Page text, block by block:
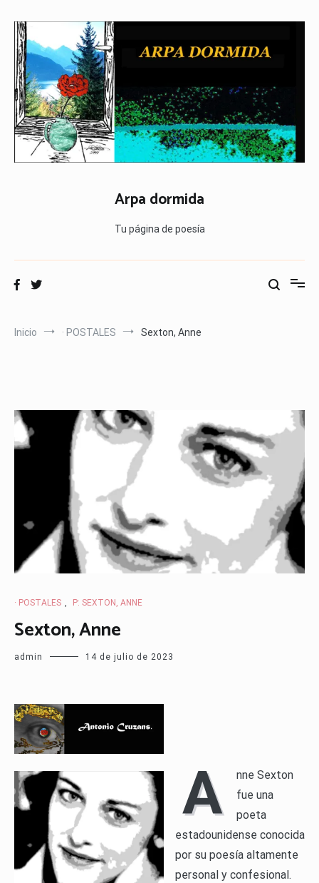
contenido
Arpa dormida
Tu página de poesía
Inicio · POSTALES Sexton, Anne
· POSTALES , P: SEXTON, ANNE
Sexton, Anne
admin 14 de julio de 2023
A
nne Sexton
fue una
poeta
estadounidense conocida
por su poesía altamente
personal y confesional.